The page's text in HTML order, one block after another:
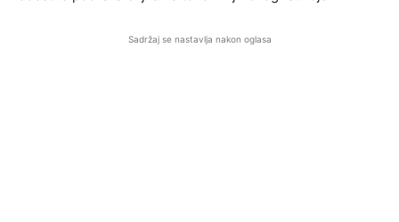
Sadržaj se nastavlja nakon oglasa